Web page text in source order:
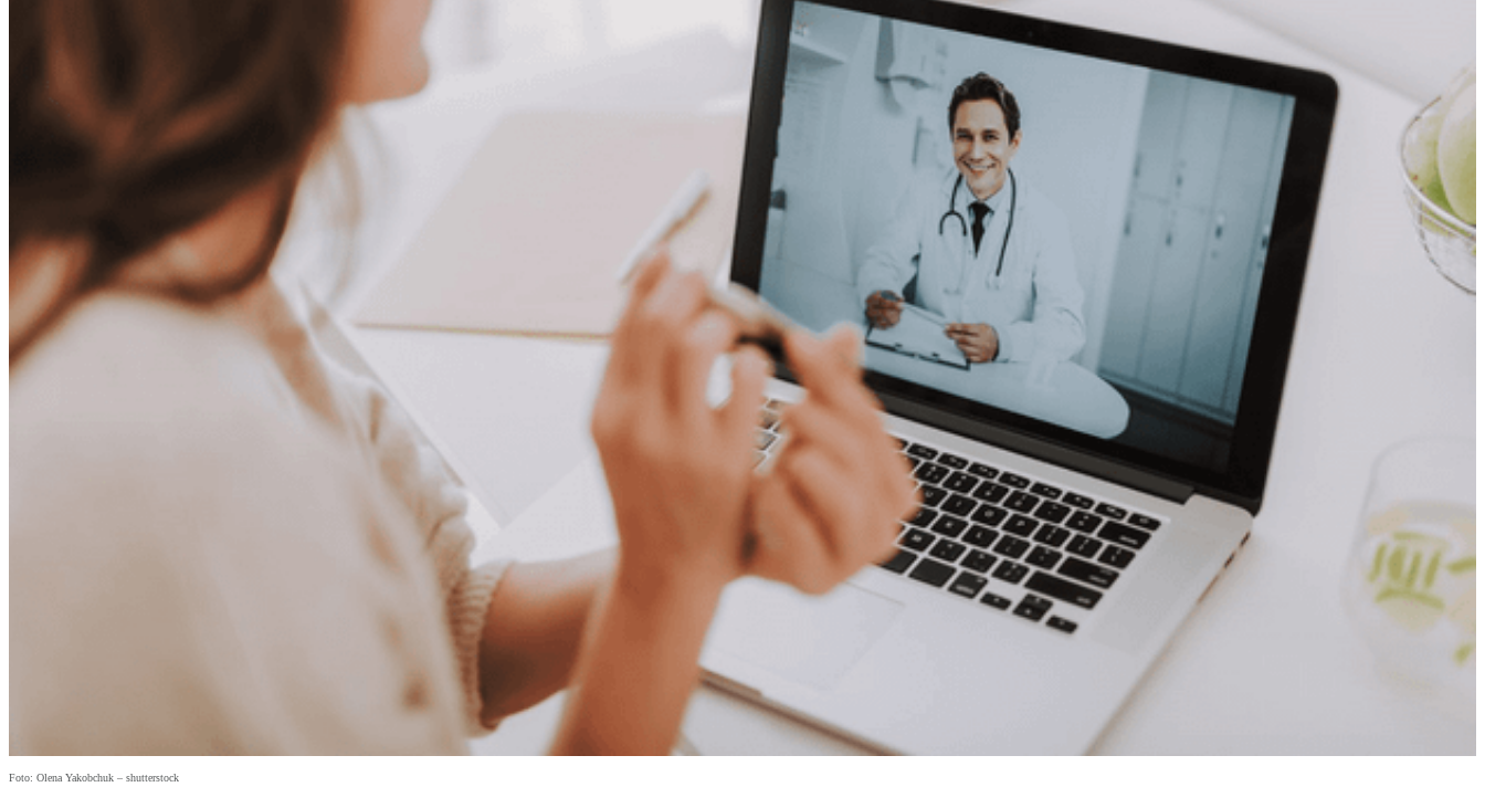
Foto: Olena Yakobchuk – shutterstock